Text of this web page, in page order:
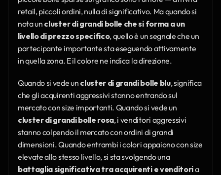
retail, piccoli ordini, nulla di significativo. Ma quando si
nota un cluster di grandi bolle che si forma a un
livello di prezzo specifico, quello è un segnale che un
partecipante importante sta eseguendo attivamente
in quella zona. E il colore ne indica la direzione.
Quando si vede un cluster di grandi bolle blu, significa
che gli acquirenti aggressivi stanno entrando sul
cluster di grandi bolle rosa, i venditori aggressivi
stanno colpendo il mercato con ordini di grandi
dimensioni. Quando entrambi i colori appaiono con size
elevate allo stesso livello, si sta svolgendo una
battaglia significativa tra acquirenti e venditori a